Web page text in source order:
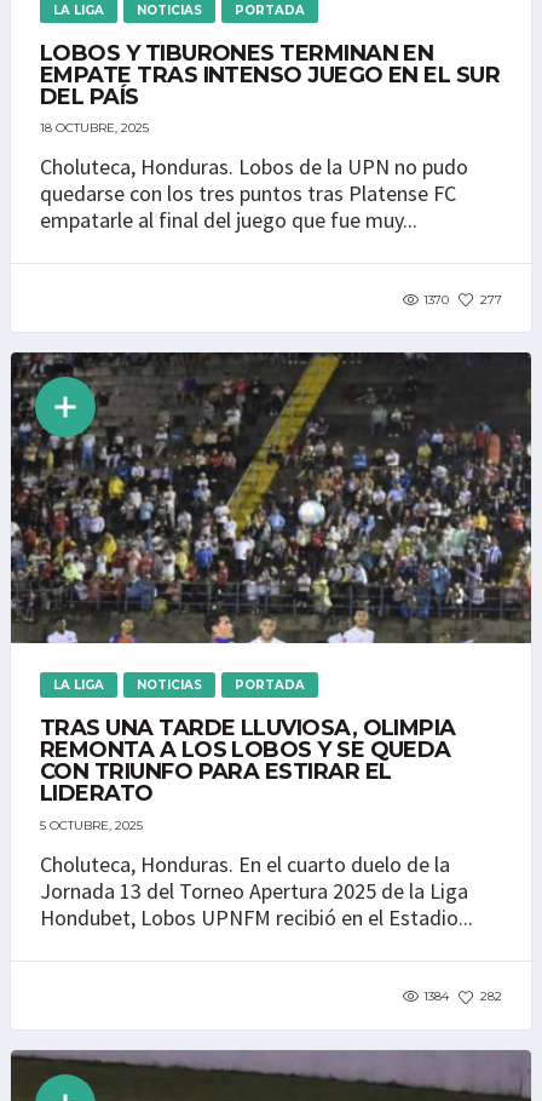
LA LIGA NOTICIAS PORTADA
LOBOS Y TIBURONES TERMINAN EN
EMPATE TRAS INTENSO JUEGO EN EL SUR
DEL PAÍS
18 OCTUBRE, 2025
Choluteca, Honduras. Lobos de la UPN no pudo
quedarse con los tres puntos tras Platense FC
empatarle al final del juego que fue muy...
1370 277
LA LIGA NOTICIAS PORTADA
TRAS UNA TARDE LLUVIOSA, OLIMPIA
REMONTA A LOS LOBOS Y SE QUEDA
CON TRIUNFO PARA ESTIRAR EL
LIDERATO
5 OCTUBRE, 2025
Choluteca, Honduras. En el cuarto duelo de la
Jornada 13 del Torneo Apertura 2025 de la Liga
Hondubet, Lobos UPNFM recibió en el Estadio...
1384 282